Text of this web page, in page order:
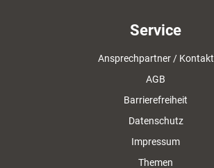
Service
Ansprechpartner / Kontakt
AGB
Barrierefreiheit
Datenschutz
Impressum
Themen